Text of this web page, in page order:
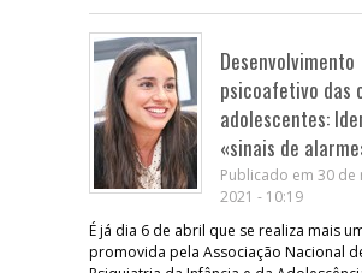
Desenvolvimento
psicoafetivo das
adolescentes:
«sinais de
Publicado em 30 de
2021 - 10:19
É já dia 6 de abril que se realiza mais
promovida pela Associação Nacional